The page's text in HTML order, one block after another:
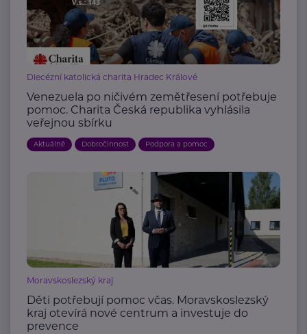
Diecézní katolická charita Hradec Králové
Venezuela po ničivém zemětřesení potřebuje
pomoc. Charita Česká republika vyhlásila
veřejnou sbírku
Aktuálně Dobročinnost Podpora a pomoc
Moravskoslezský kraj
Děti potřebují pomoc včas. Moravskoslezský
kraj otevírá nové centrum a investuje do
prevence